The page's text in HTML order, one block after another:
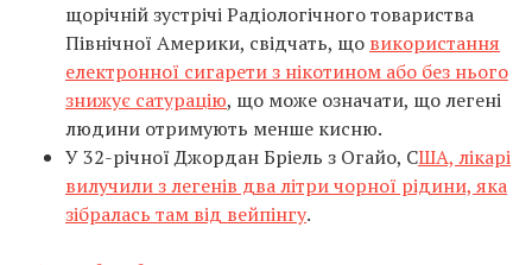
щорічній зустрічі Радіологічного товариства
Північної Америки, свідчать, що використання
електронної сигарети з нікотином або без нього
знижує сатурацію, що може означати, що легені
людини отримують менше кисню.
У 32-річної Джордан Бріель з Огайо, США, лікарі
вилучили з легенів два літри чорної рідини, яка
зібралась там від вейпінгу.